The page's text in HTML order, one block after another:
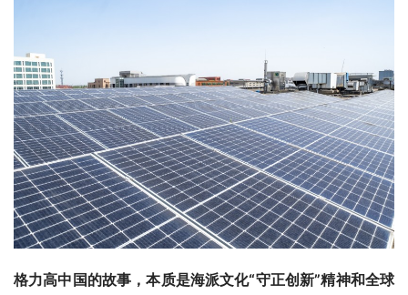
格力高中国的故事，本质是海派文化“守正创新”精神和全球